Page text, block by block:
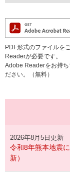
PDF形式のファイルを
Readerが必要です。
Adobe Readerをお持ち
ださい。（無料）
2026年8月5日更新
令和8年熊本地震
新）